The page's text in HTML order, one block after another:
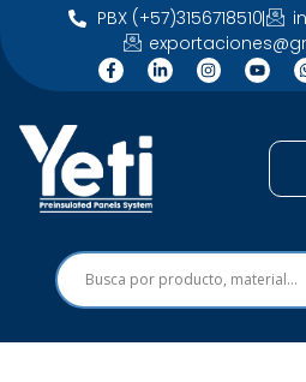
PBX (+57)3156718510